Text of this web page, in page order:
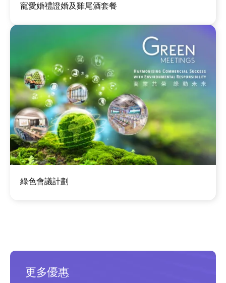
寵愛婚禮證婚及雞尾酒套餐
綠色會議計劃
更多優惠